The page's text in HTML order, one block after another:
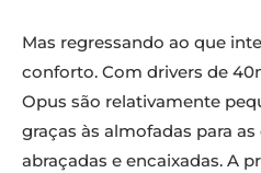
Mas regressando ao que
conforto. Com drivers de
Opus são relativamente
graças às almofadas para
abraçadas e encaixadas. A